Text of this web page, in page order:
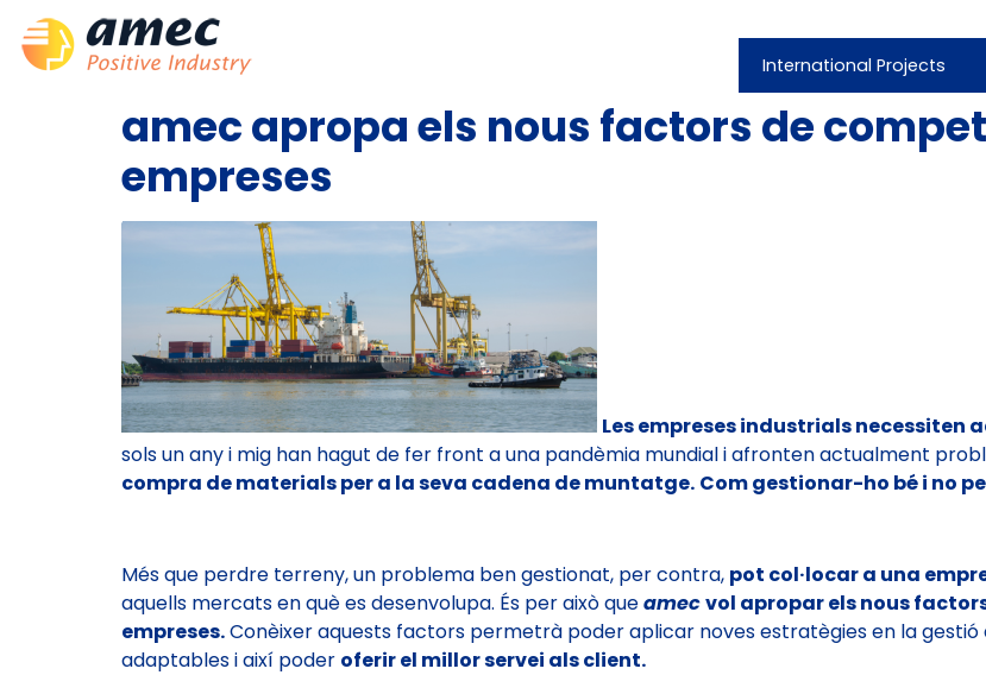
International Projects
amec apropa els nous factors de
empreses
Les empreses industrials
sols un any i mig han hagut de fer front a una pandèmia mundial i afronten actualment
compra de materials per a la seva cadena de muntatge. Com gestionar-ho bé i no
Més que perdre terreny, un problema ben gestionat, per contra, pot col·locar a una
aquells mercats en què es desenvolupa. És per això queamecvol apropar els nous
empreses.Conèixer aquests factors permetrà poder aplicar noves estratègies en la gestió
adaptables i així poder oferir el millor servei als client.